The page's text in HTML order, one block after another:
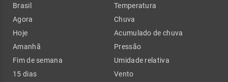
Brasil
Agora
Hoje
Amanhã
Fim de semana
15 dias
Temperatura
Chuva
Acumulado de chuva
Pressão
Umidade relativa
Vento